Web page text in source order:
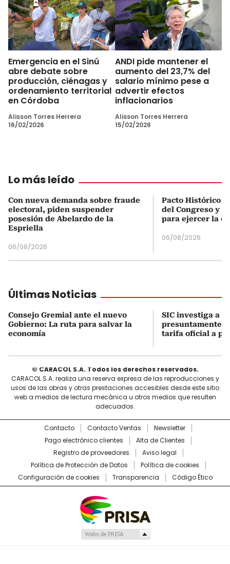
Emergencia en el Sinú
abre debate sobre
producción, ciénagas y
ordenamiento territorial
en Córdoba
Alisson Torres Herrera
16/02/2026
ANDI pide mantener el
aumento del 23,7% del
salario mínimo pese a
advertir efectos
inflacionarios
Alisson Torres Herrera
15/02/2026
Lo más leído
Con nueva demanda sobre fraude
electoral, piden suspender
posesión de Abelardo de la
Espriella
06/08/2026
Pacto Histórico
del Congreso y
para ejercer la
06/08/2026
Últimas Noticias
Consejo Gremial ante el nuevo
Gobierno: La ruta para salvar la
economía
SIC investiga a 7
presuntamente
tarifa oficial a
© CARACOL S.A. Todos los derechos reservados.
CARACOL S.A. realiza una reserva expresa de las reproducciones y
usos de las obras y otras prestaciones accesibles desde este sitio
web a medios de lectura mecánica u otros medios que resulten
adecuados.
Contacto Contacto Ventas
Newsletter
Pago electrónico clientes
Alta de Clientes
Registro de proveedores
Aviso legal
Política de Protección de Datos
Política de cookies
Configuración de cookies
Transparencia Código Ético